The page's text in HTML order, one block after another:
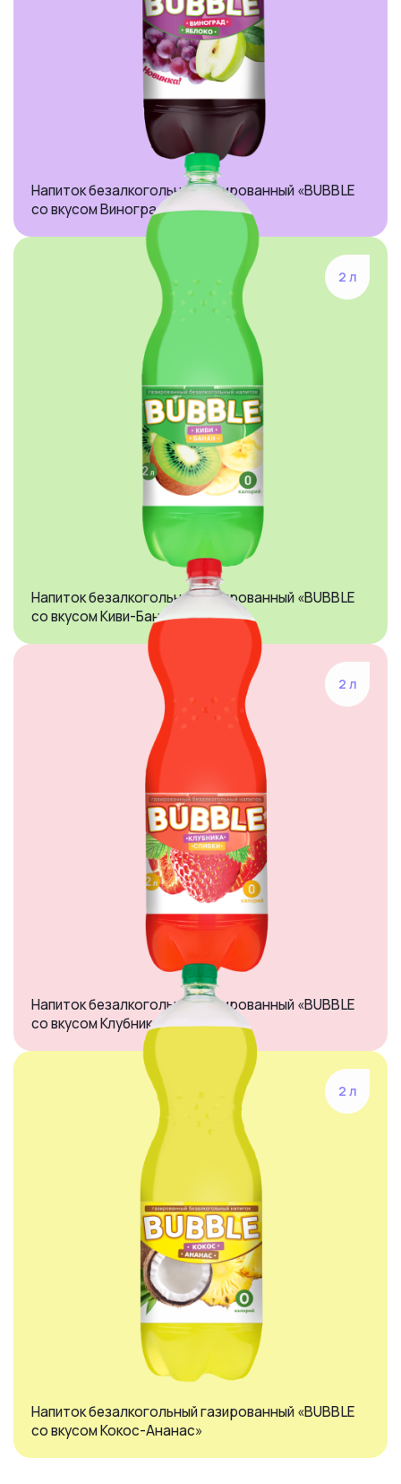
Напиток безалкогольный газированный «BUBBLE
со вкусом Виноград-яблоко»
2 л
Напиток безалкогольный газированный «BUBBLE
со вкусом Киви-Банан»
2 л
Напиток безалкогольный газированный «BUBBLE
со вкусом Клубника-сливки»
2 л
Напиток безалкогольный газированный «BUBBLE
со вкусом Кокос-Ананас»